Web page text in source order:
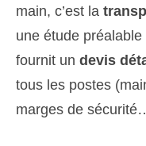
main, c’est la
une étude
fournit un devis
tous les postes
marges de